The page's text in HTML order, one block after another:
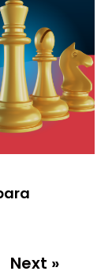
Next »